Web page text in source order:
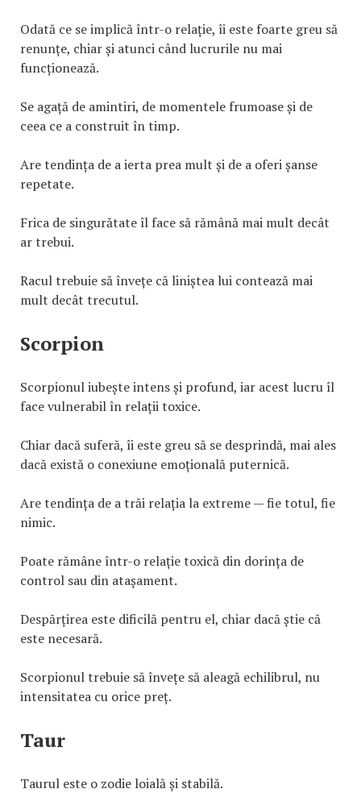
Odată ce se implică într-o relație, îi este foarte greu să
renunțe, chiar și atunci când lucrurile nu mai
funcționează.
Se agață de amintiri, de momentele frumoase și de
ceea ce a construit în timp.
Are tendința de a ierta prea mult și de a oferi șanse
repetate.
Frica de singurătate îl face să rămână mai mult decât
ar trebui.
Racul trebuie să învețe că liniștea lui contează mai
mult decât trecutul.
Scorpion
Scorpionul iubește intens și profund, iar acest lucru îl
face vulnerabil în relații toxice.
Chiar dacă suferă, îi este greu să se desprindă, mai ales
dacă există o conexiune emoțională puternică.
Are tendința de a trăi relația la extreme — fie totul, fie
nimic.
Poate rămâne într-o relație toxică din dorința de
control sau din atașament.
Despărțirea este dificilă pentru el, chiar dacă știe că
este necesară.
Scorpionul trebuie să învețe să aleagă echilibrul, nu
intensitatea cu orice preț.
Taur
Taurul este o zodie loială și stabilă.